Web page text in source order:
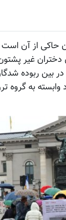
حاکی از آن
غیر
به گروه